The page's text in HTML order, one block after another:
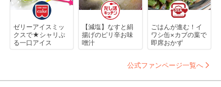
ゼリーアイスミッ
クスで★シャリぷ
る一口アイス
【減塩】なすと絹
揚げのピリ辛お味
噌汁
ごはんが進む！イ
ワシ缶×カブの葉で
即席おかず
公式ファンページ一覧へ